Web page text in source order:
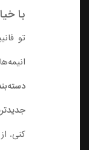
با
تو
کنی. از